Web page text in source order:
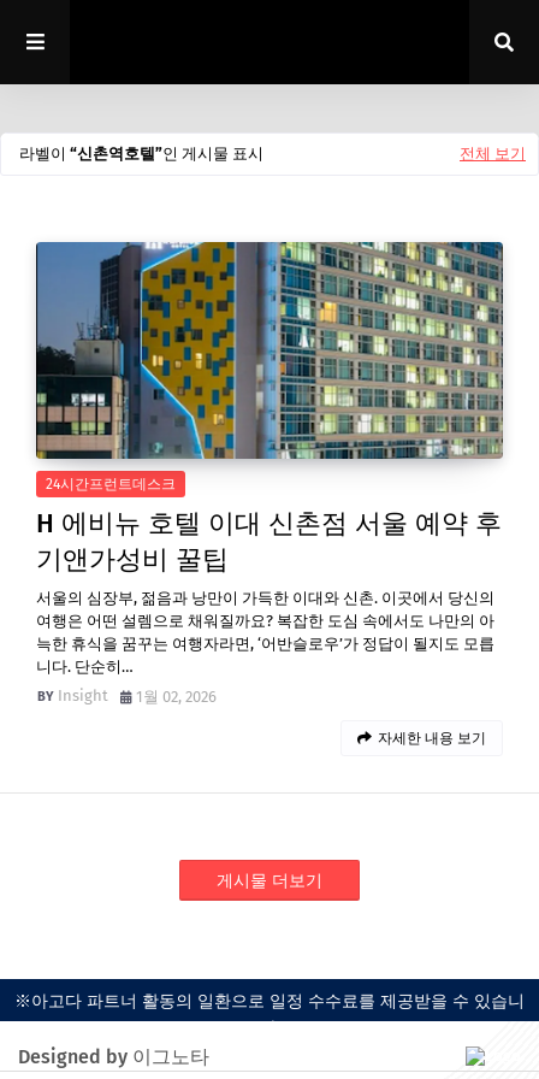
라벨이 신촌역호텔 인 게시물 표시 전체 보기
24시간프런트데스크
H 에비뉴 호텔 이대 신촌점 서울 예약 후
기앤가성비 꿀팁
서울의 심장부, 젊음과 낭만이 가득한 이대와 신촌. 이곳에서 당신의
여행은 어떤 설렘으로 채워질까요? 복잡한 도심 속에서도 나만의 아
늑한 휴식을 꿈꾸는 여행자라면, ‘어반슬로우’가 정답이 될지도 모릅
니다. 단순히…
Insight
1월 02, 2026
자세한 내용 보기
게시물 더보기
※아고다 파트너 활동의 일환으로 일정 수수료를 제공받을 수 있습니
다.
Designed by 이그노타